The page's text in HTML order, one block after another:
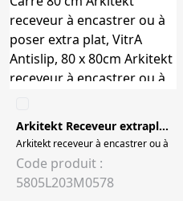
vasque Cerafine,47,5cm, blanc brilliant, VitrA
Arkitekt Receveur extraplat en céramique, Carré 80 cm
Arkitekt receveur à encastrer ou à
Code produit :
5805L203M0578